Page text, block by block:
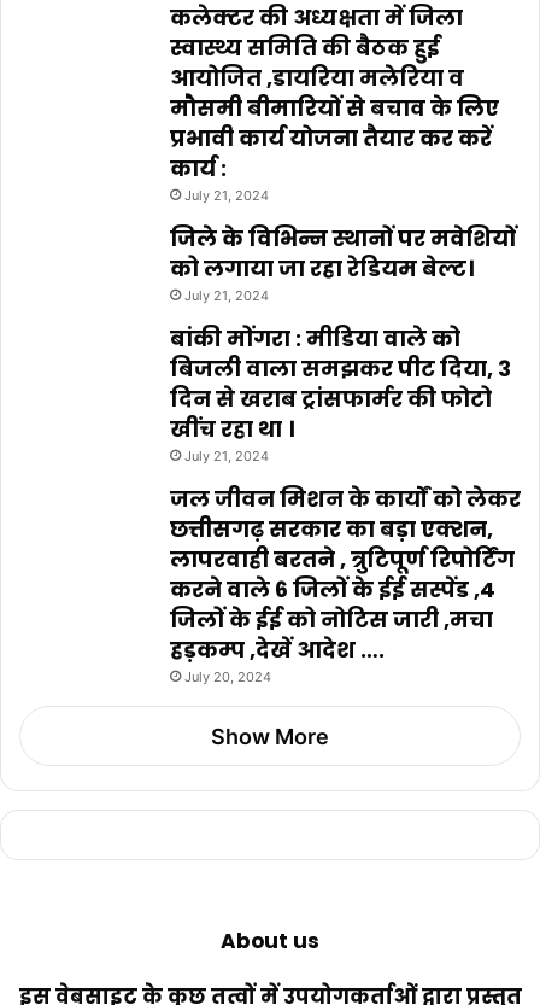
कलेक्टर की अध्यक्षता में जिला
स्वास्थ्य समिति की बैठक हुई
आयोजित ,डायरिया मलेरिया व
मौसमी बीमारियों से बचाव के लिए
प्रभावी कार्य योजना तैयार कर करें
कार्य :
July 21, 2024
जिले के विभिन्न स्थानों पर मवेशियों
को लगाया जा रहा रेडियम बेल्ट।
July 21, 2024
बांकी मोंगरा : मीडिया वाले को
बिजली वाला समझकर पीट दिया, 3
दिन से खराब ट्रांसफार्मर की फोटो
खींच रहा था ।
July 21, 2024
जल जीवन मिशन के कार्यों को लेकर
छत्तीसगढ़ सरकार का बड़ा एक्शन,
लापरवाही बरतने , त्रुटिपूर्ण रिपोर्टिंग
करने वाले 6 जिलों के ईई सस्पेंड ,4
जिलों के ईई को नोटिस जारी ,मचा
हड़कम्प ,देखें आदेश ….
July 20, 2024
Show More
About us
इस वेबसाइट के कुछ तत्वों में उपयोगकर्ताओं द्वारा प्रस्तुत